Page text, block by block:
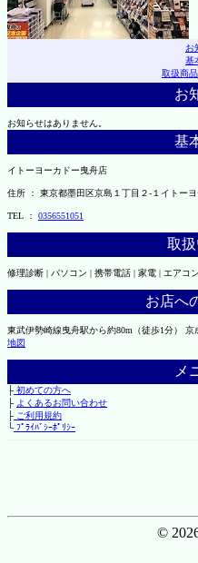
お
基
取扱商品
お
お知らせはありません。
基
イトーヨーカドー曳舟店
住所 ： 東京都墨田区京島１丁目２-１イトー
TEL ： 0356551051
取
修理診断 | パソコン | 携帯電話 | 家電 | エアコ
お店へ
東武伊勢崎線曳舟駅から約80m（徒歩1分） 京
地図
メ
├初めての方へ
├ よくあるお問い合わせ
├ご利用規約
└ﾌﾟﾗｲﾊﾞｼｰﾎﾟﾘｼｰ
©